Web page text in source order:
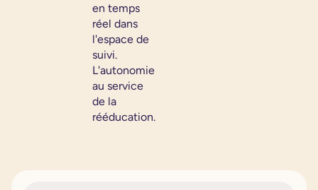
en temps
réel dans
l'espace de
suivi.
L'autonomie
au service
de la
rééducation.